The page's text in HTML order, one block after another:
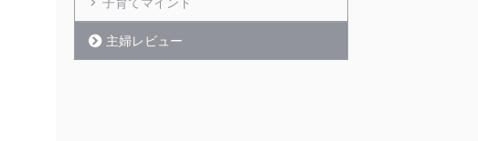
主婦レビュー